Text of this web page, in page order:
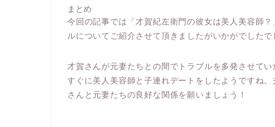
まとめ
今回の記事では「才賀紀左衛門の彼女は美人美容師
ルについてご紹介させて頂きましたがいかがでしたで
才賀さんが元妻たちとの間でトラブルを多発させて
すぐに美人美容師と子連れデートをしたようですね
さんと元妻たちの良好な関係を願いましょう！